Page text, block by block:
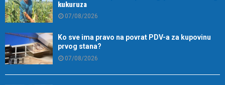
kukuruza
07/08/2026
Ko sve ima pravo na povrat PDV-a za kupovinu
prvog stana?
07/08/2026